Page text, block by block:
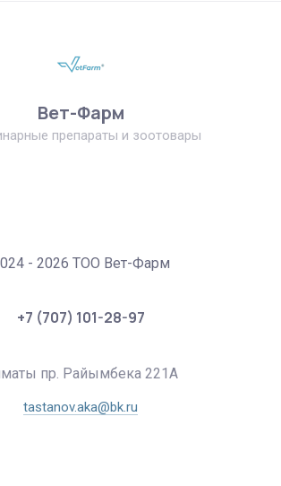
Вет-Фарм
препараты и зоотовары
- 2026 ТОО Вет-Фарм
+7 (707) 101-28-97
пр. Райымбека 221А
tastanov.aka@bk.ru